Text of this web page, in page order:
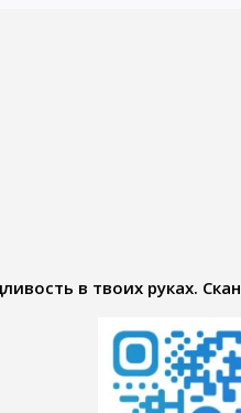
в твоих руках.